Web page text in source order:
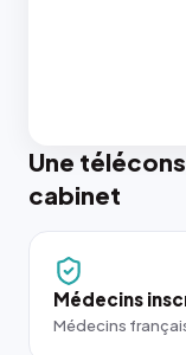
Une
cabinet
Médecins
Médecins